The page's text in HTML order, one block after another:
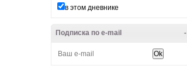
в этом дневнике
-
Подписка по e-mail